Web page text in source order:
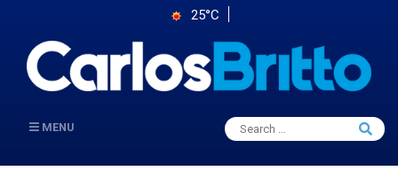
25°C
MENU
Search
for:
Search